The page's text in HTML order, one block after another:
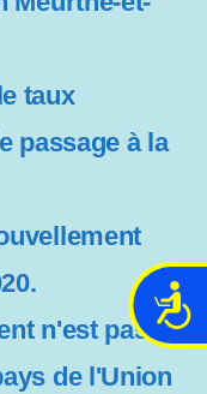
A
e
taux
passage à la
n'est pas
de l'Union